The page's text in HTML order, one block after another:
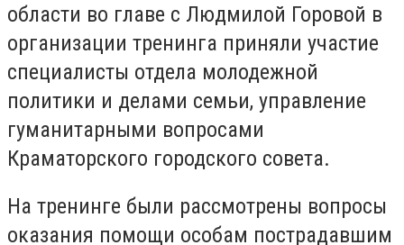
области во главе с Людмилой Горовой в
организации тренинга приняли участие
специалисты отдела молодежной
политики и делами семьи, управление
гуманитарными вопросами
Краматорского городского совета.
На тренинге были рассмотрены вопросы
оказания помощи особам пострадавшим